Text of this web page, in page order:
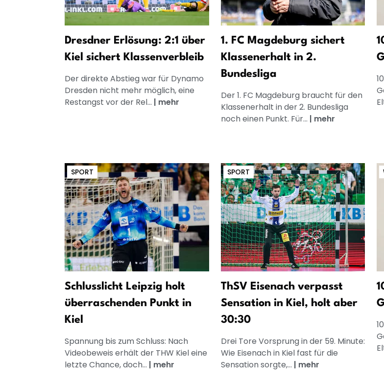
Dresdner Erlösung: 2:1 über
Kiel sichert Klassenverbleib
Der direkte Abstieg war für Dynamo
Dresden nicht mehr möglich, eine
Restangst vor der Rel... | mehr
1. FC Magdeburg sichert
Klassenerhalt in 2.
Bundesliga
Der 1. FC Magdeburg braucht für den
Klassenerhalt in der 2. Bundesliga
noch einen Punkt. Für... | mehr
SPORT
Schlusslicht Leipzig holt
überraschenden Punkt in
Kiel
Spannung bis zum Schluss: Nach
Videobeweis erhält der THW Kiel eine
letzte Chance, doch... | mehr
SPORT
ThSV Eisenach verpasst
Sensation in Kiel, holt aber
30:30
Drei Tore Vorsprung in der 59. Minute:
Wie Eisenach in Kiel fast für die
Sensation sorgte,... | mehr